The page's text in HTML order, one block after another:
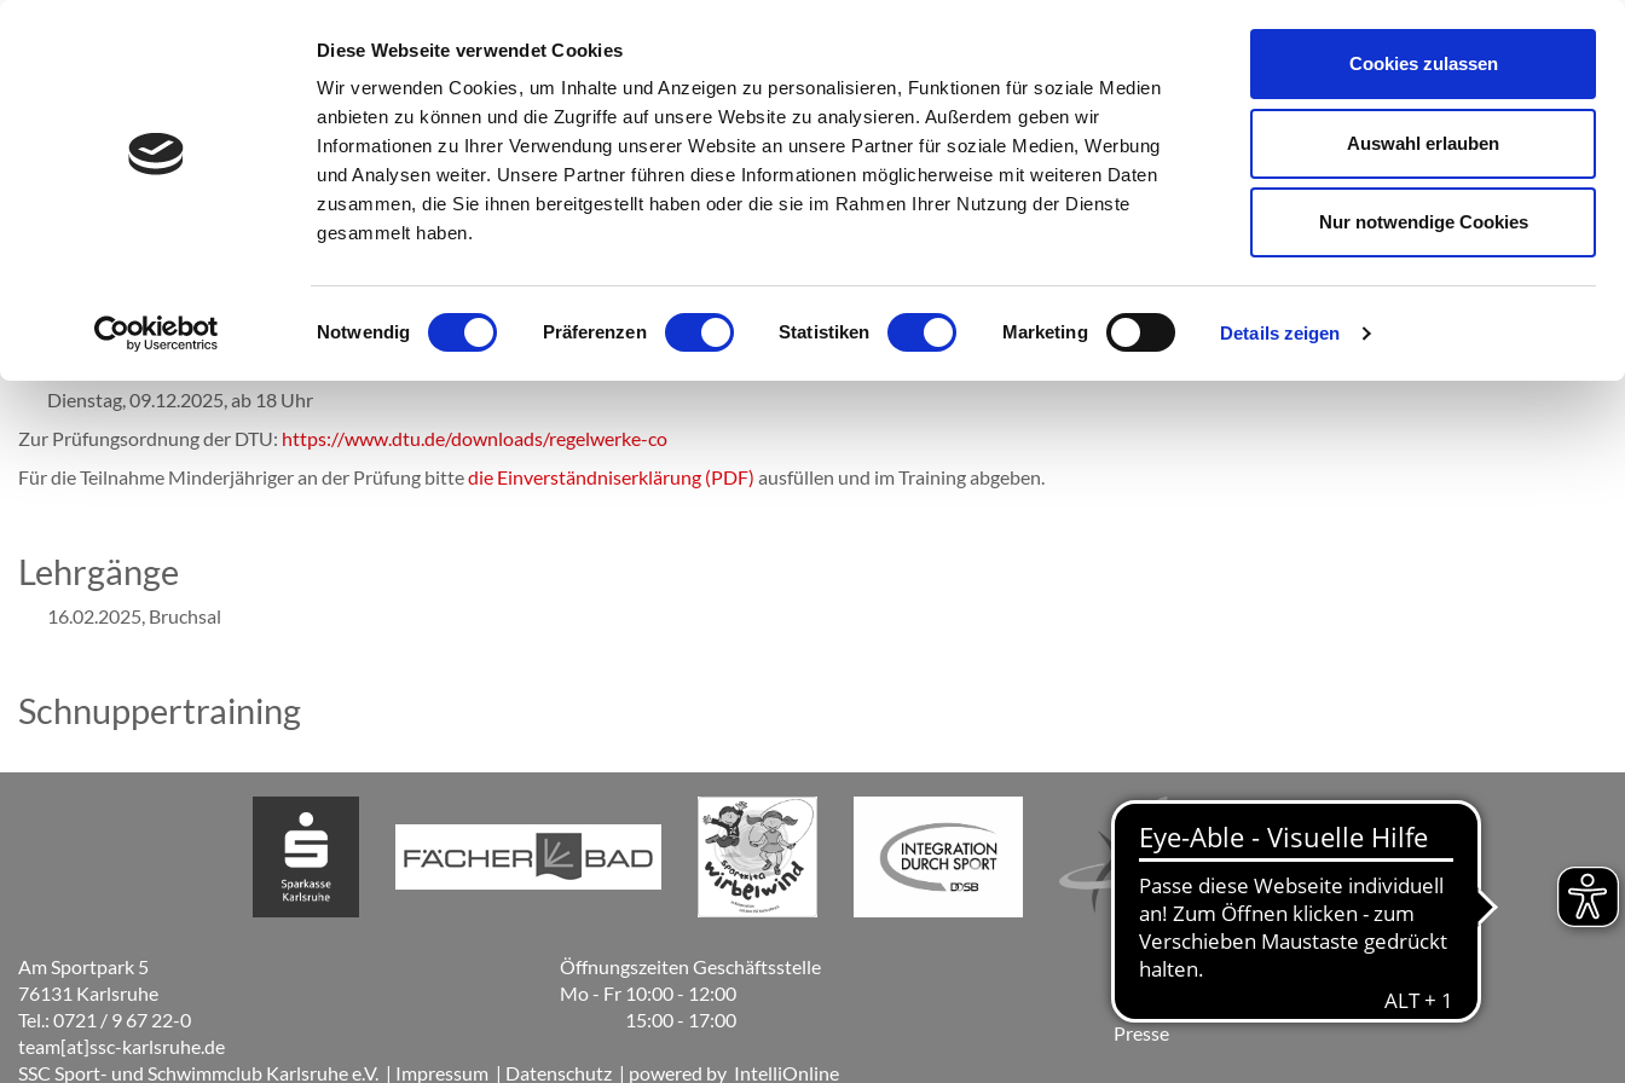
Diese Webseite verwendet Cookies
Wir verwenden Cookies, um Inhalte und Anzeigen zu personalisieren, Funktionen für soziale Medien
anbieten zu können und die Zugriffe auf unsere Website zu analysieren. Außerdem geben wir
Informationen zu Ihrer Verwendung unserer Website an unsere Partner für soziale Medien, Werbung
und Analysen weiter. Unsere Partner führen diese Informationen möglicherweise mit weiteren Daten
zusammen, die Sie ihnen bereitgestellt haben oder die sie im Rahmen Ihrer Nutzung der Dienste
gesammelt haben.
Einwilligungsauswahl
Notwendig Präferenzen Statistiken Marketing Details zeigen
Cookies zulassen
Auswahl erlauben
Nur notwendige Cookies
Verein Fitnessstudio Sportarten Online buchen Service
Aktuelles Ansprechpartner Links/Anfahrt
KUP Prüfungen
Dienstag, 09.12.2025, ab 18 Uhr
Zur Prüfungsordnung der DTU: https://www.dtu.de/downloads/regelwerke-co
Für die Teilnahme Minderjähriger an der Prüfung bittedie Einverständniserklärung (PDF) ausfüllen und im Training abgeben.
Lehrgänge
16.02.2025, Bruchsal
Schnuppertraining
Am Sportpark 5
76131 Karlsruhe
Tel.: 0721 / 9 67 22-0
team[at]ssc-karlsruhe.de
Öffnungszeiten Geschäftsstelle
Mo - Fr 10:00 - 12:00
15:00 - 17:00
Presse
SSC Sport- und Schwimmclub Karlsruhe e.V. | Impressum | Datenschutz | powered by IntelliOnline